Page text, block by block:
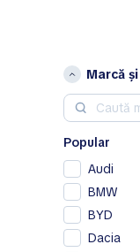
Marcă
Popular
Audi
BMW
BYD
Dacia